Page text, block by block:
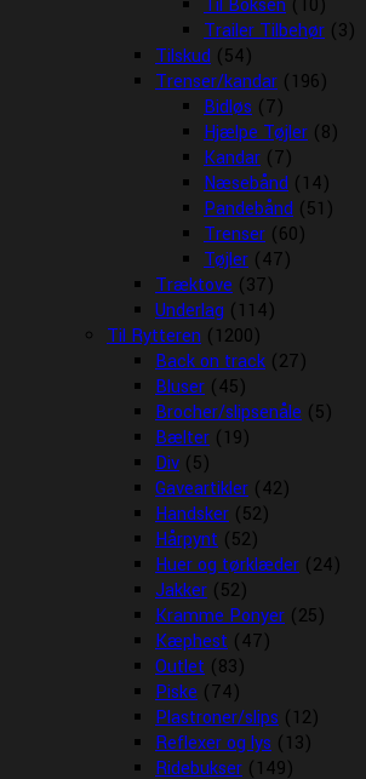
Til Boksen (10)
Trailer Tilbehør (3)
Tilskud (54)
Trenser/kandar (196)
Bidløs (7)
Hjælpe Tøjler (8)
Kandar (7)
Næsebånd (14)
Pandebånd (51)
Trenser (60)
Tøjler (47)
Træktove (37)
Underlag (114)
Til Rytteren (1200)
Back on track (27)
Bluser (45)
Brocher/slipsenåle (5)
Bælter (19)
Div (5)
Gaveartikler (42)
Handsker (52)
Hårpynt (52)
Huer og tørklæder (24)
Jakker (52)
Kramme Ponyer (25)
Kæphest (47)
Outlet (83)
Piske (74)
Plastroner/slips (12)
Reflexer og lys (13)
Ridebukser (149)